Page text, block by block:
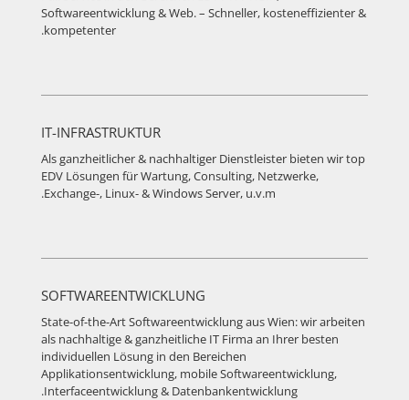
Softwareentwicklung & Web. – Schneller, kosteneffizienter &
kompetenter.
IT-INFRASTRUKTUR
Als ganzheitlicher & nachhaltiger Dienstleister bieten wir top
EDV Lösungen für Wartung, Consulting, Netzwerke,
Exchange-, Linux- & Windows Server, u.v.m.
SOFTWAREENTWICKLUNG
State-of-the-Art Softwareentwicklung aus Wien: wir arbeiten
als nachhaltige & ganzheitliche IT Firma an Ihrer besten
individuellen Lösung in den Bereichen
Applikationsentwicklung, mobile Softwareentwicklung,
Interfaceentwicklung & Datenbankentwicklung.